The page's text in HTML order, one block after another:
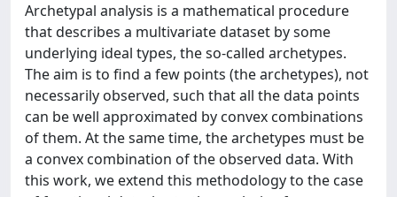
Archetypal analysis is a mathematical procedure
that describes a multivariate dataset by some
underlying ideal types, the so-called archetypes.
The aim is to find a few points (the archetypes), not
necessarily observed, such that all the data points
can be well approximated by convex combinations
of them. At the same time, the archetypes must be
a convex combination of the observed data. With
this work, we extend this methodology to the case